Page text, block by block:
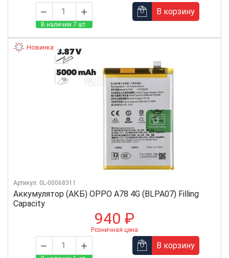
В наличии 7 шт.
В корзину
Новинка
Аккумулятор (АКБ) OPPO A78 4G (BLPA07) Filling
Capacity
Артикул: 0L-00068311
940 ₽
Розничная цена
В корзину